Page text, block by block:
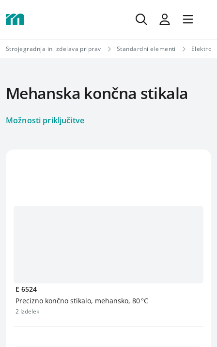
Strojegradnja in izdelava priprav Standardni elementi Elektro
Mehanska končna stikala
Možnosti priključitve
E 6524
Precizno končno stikalo, mehansko, 80 °C
2 Izdelek